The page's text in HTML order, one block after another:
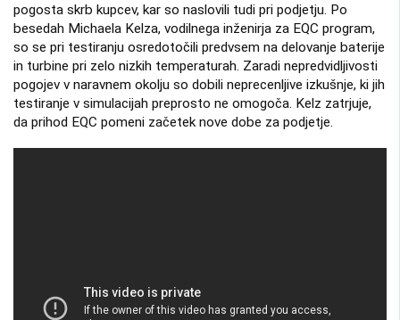
pogosta skrb kupcev, kar so naslovili tudi pri podjetju. Po
besedah Michaela Kelza, vodilnega inženirja za EQC program,
so se pri testiranju osredotočili predvsem na delovanje baterije
in turbine pri zelo nizkih temperaturah. Zaradi nepredvidljivosti
pogojev v naravnem okolju so dobili neprecenljive izkušnje, ki jih
testiranje v simulacijah preprosto ne omogoča. Kelz zatrjuje,
da prihod EQC pomeni začetek nove dobe za podjetje.